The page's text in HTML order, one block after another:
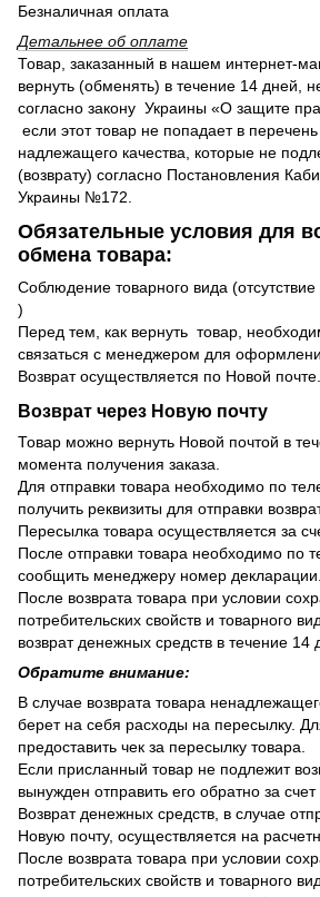
Безналичная оплата
Детальнее об оплате
Товар, заказанный в нашем интернет-
вернуть (обменять) в течение 14 дней,
согласно закону Украины «О защите
если этот товар не попадает в
надлежащего качества, которые не
(возврату) согласно Постановления
Украины №172.
Обязательные условия для
обмена товара:
Соблюдение товарного вида (отсутствие
)
Перед тем, как вернуть товар,
связаться с менеджером для
Возврат осуществляется по Новой почте.
Возврат через Новую почту
Товар можно вернуть Новой почтой в
момента получения заказа.
Для отправки товара необходимо по
получить реквизиты для отправки
Пересылка товара осуществляется за
После отправки товара необходимо по
сообщить менеджеру номер декларации.
После возврата товара при условии
потребительских свойств и товарного
возврат денежных средств в течение 14
Обратите внимание:
В случае возврата товара
берет на себя расходы на пересылку.
предоставить чек за пересылку товара.
Если присланный товар не подлежит
вынужден отправить его обратно за счет
Возврат денежных средств, в случае
Новую почту, осуществляется на
После возврата товара при условии
потребительских свойств и товарного